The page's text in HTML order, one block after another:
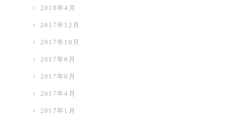
2018年4月
2017年12月
2017年10月
2017年8月
2017年6月
2017年4月
2017年1月